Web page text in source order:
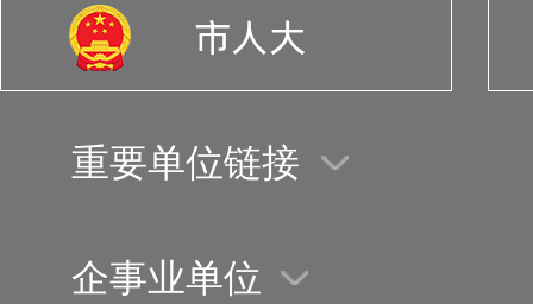
重要单位链接
企事业单位